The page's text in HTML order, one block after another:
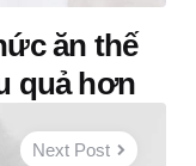
ăn thế
quả hơn
Next Post